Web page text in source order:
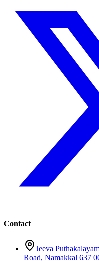
Contact
Jeeva
Road, Namakkal 637